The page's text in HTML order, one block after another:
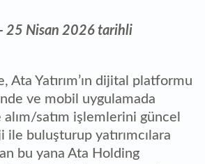
25 Nisan 2026 tarihli
Ata Yatırım’ın dijital platformu
ve mobil uygulamada
satım işlemlerini güncel
buluşturup yatırımcılara
bu yana Ata Holding